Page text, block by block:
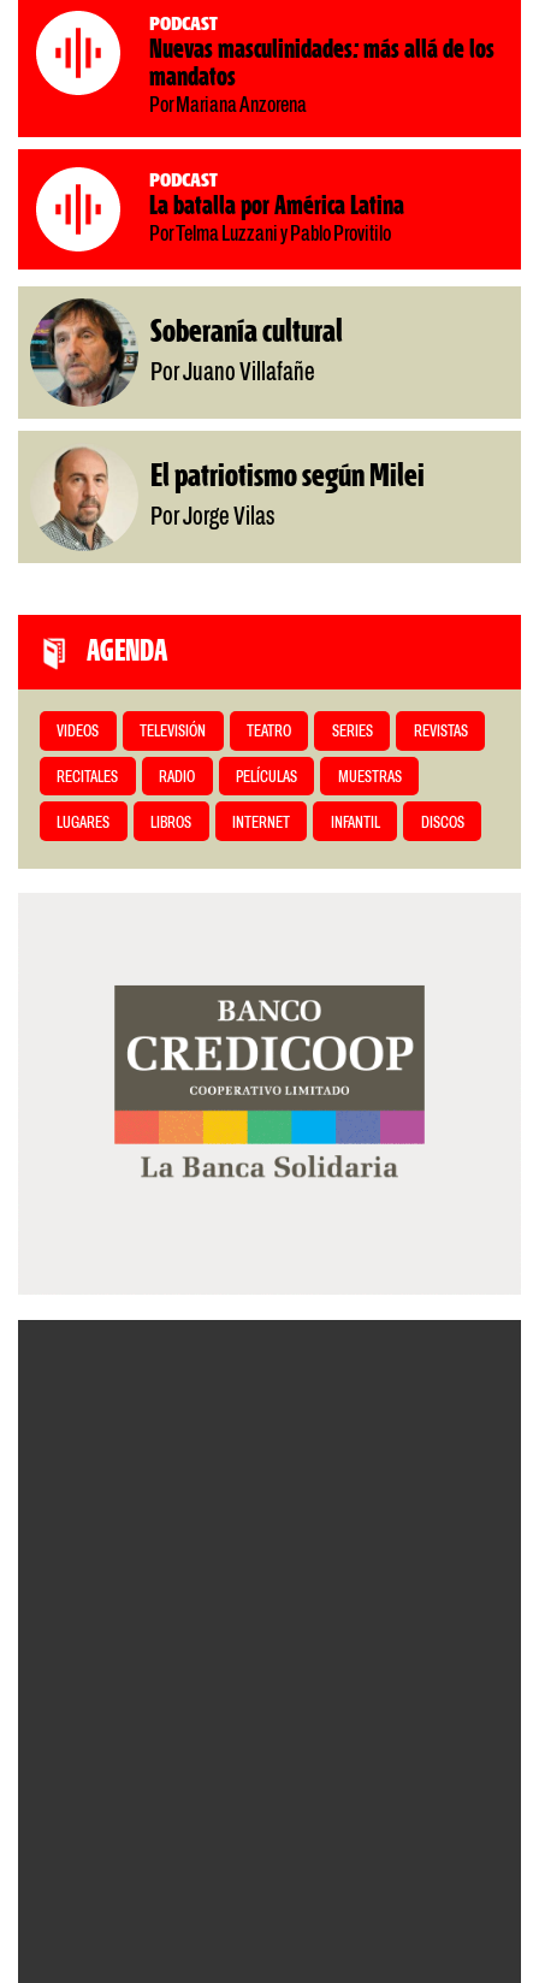
Podcast
Nuevas masculinidades: más allá de los
mandatos
Por Mariana Anzorena
Podcast
La batalla por América Latina
Por Telma Luzzani y Pablo Provitilo
Soberanía cultural
Por Juano Villafañe
El patriotismo según Milei
Por Jorge Vilas
AGENDA
VIDEOS TELEVISIÓN TEATRO SERIES REVISTAS
RECITALES RADIO PELÍCULAS MUESTRAS
LUGARES LIBROS INTERNET INFANTIL DISCOS